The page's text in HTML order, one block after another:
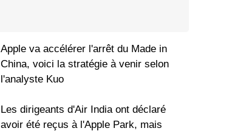
Apple va accélérer l'arrêt du Made in
China, voici la stratégie à venir selon
l'analyste Kuo
Les dirigeants d'Air India ont déclaré
avoir été reçus à l'Apple Park, mais